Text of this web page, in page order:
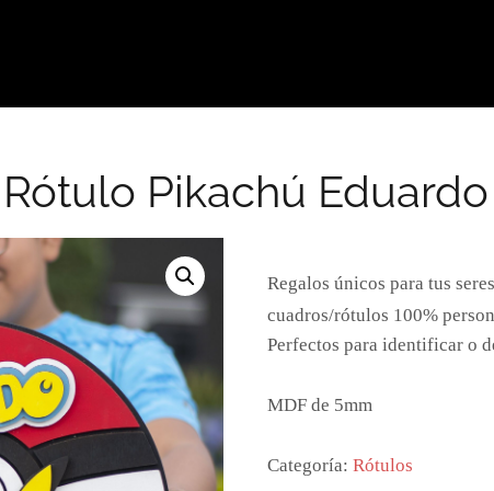
Rótulo Pikachú Eduardo
Regalos únicos para tus
cuadros/rótulos 100%
Perfectos para identificar o
MDF de 5mm
Categoría: Rótulos